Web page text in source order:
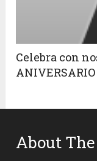
Celebra con
ANIVERSARIO
About